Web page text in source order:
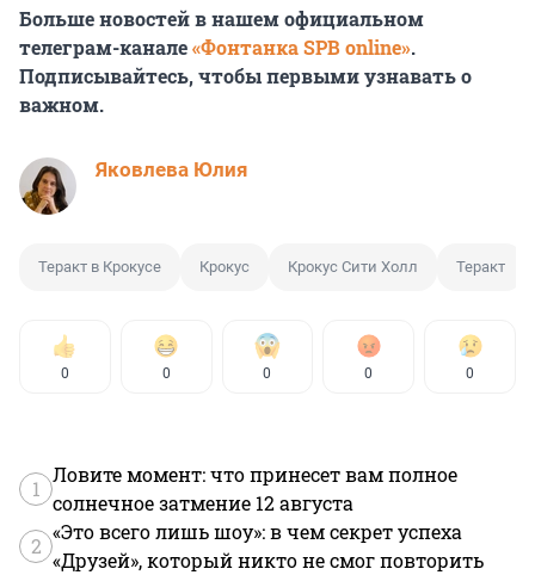
Больше новостей в нашем официальном
телеграм-канале«Фонтанка SPB online».
Подписывайтесь, чтобы первыми узнавать о
важном.
Яковлева Юлия
Теракт в Крокусе Крокус Крокус Сити Холл Теракт
0 0 0 0 0
1
Ловите момент: что принесет вам полное
солнечное затмение 12 августа
2
«Это всего лишь шоу»: в чем секрет успеха
«Друзей», который никто не смог повторить